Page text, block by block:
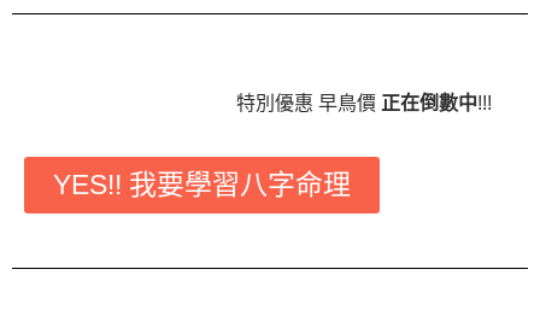
特別優惠 早鳥價 正在倒數中!!!
YES!! 我要學習八字命理